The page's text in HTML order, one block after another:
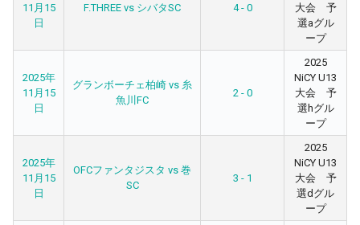
11月15
日
F.THREE vs シバタSC 4 - 0
大会 予
選aグル
ープ
2025年
11月15
日
グランボーチェ柏崎 vs 糸
魚川FC
2 - 0
2025
NiCY U13
大会 予
選hグル
ープ
2025年
11月15
日
OFCファンタジスタ vs 巻
SC
3 - 1
2025
NiCY U13
大会 予
選dグル
ープ